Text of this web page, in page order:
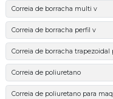
Correia de borracha multi v
Correia de borracha perfil v
Correia de borracha
Correia de poliuretano
Correia de poliuretano para